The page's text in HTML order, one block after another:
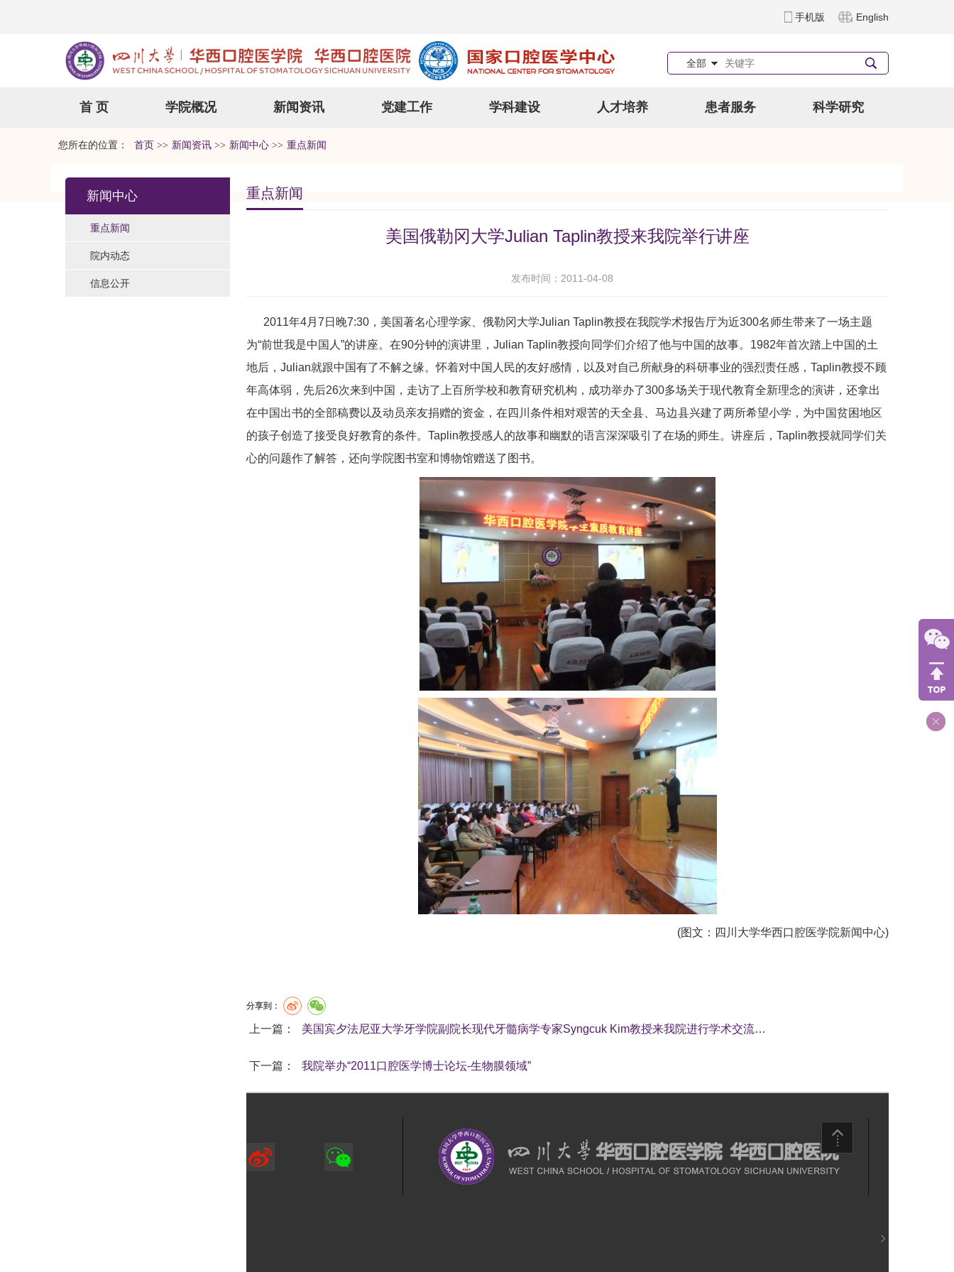
手机版 English
全部
首 页 学院概况 新闻资讯 党建工作 学科建设 人才培养 患者服务 科学研究
您所在的位置： 首页 >> 新闻资讯 >> 新闻中心 >> 重点新闻
新闻中心
重点新闻
院内动态
信息公开
重点新闻
美国俄勒冈大学Julian Taplin教授来我院举行讲座
发布时间：2011-04-08
2011年4月7日晚7:30，美国著名心理学家、俄勒冈大学Julian Taplin教授在我院学术报告厅为近300名师生带来了一场主题
为“前世我是中国人”的讲座。在90分钟的演讲里，Julian Taplin教授向同学们介绍了他与中国的故事。1982年首次踏上中国的土
地后，Julian就跟中国有了不解之缘。怀着对中国人民的友好感情，以及对自己所献身的科研事业的强烈责任感，Taplin教授不顾
年高体弱，先后26次来到中国，走访了上百所学校和教育研究机构，成功举办了300多场关于现代教育全新理念的演讲，还拿出
在中国出书的全部稿费以及动员亲友捐赠的资金，在四川条件相对艰苦的天全县、马边县兴建了两所希望小学，为中国贫困地区
的孩子创造了接受良好教育的条件。Taplin教授感人的故事和幽默的语言深深吸引了在场的师生。讲座后，Taplin教授就同学们关
心的问题作了解答，还向学院图书室和博物馆赠送了图书。
(图文：四川大学华西口腔医学院新闻中心)
分享到：
上一篇： 美国宾夕法尼亚大学牙学院副院长现代牙髓病学专家Syngcuk Kim教授来我院进行学术交流…
下一篇： 我院举办“2011口腔医学博士论坛-生物膜领域”